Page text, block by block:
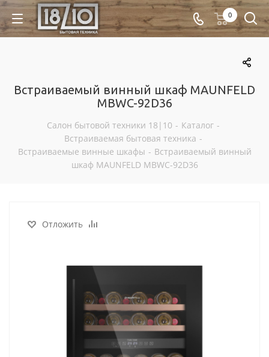
0
Встраиваемый винный шкаф MAUNFELD
MBWC-92D36
Салон бытовой техники 18|10 - Каталог -
Встраиваемая бытовая техника -
Встраиваемые винные шкафы - Встраиваемый винный
шкаф MAUNFELD MBWC-92D36
Отложить